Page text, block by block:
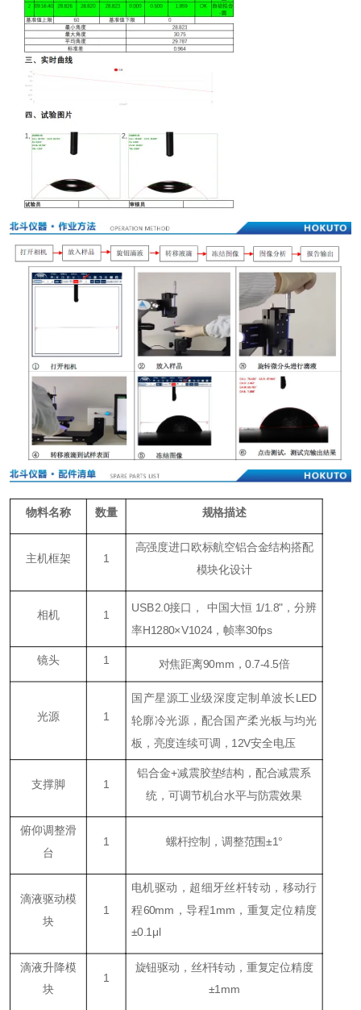
物料名称 数量 规格描述
主机框架 1
高强度进口欧标航空铝合金结构搭配
模块化设计
相机 1
USB2.0接口， 中国大恒 1/1.8"，分辨
率H1280×V1024，帧率30fps
镜头 1 对焦距离90mm，0.7-4.5倍
光源 1
国产星源工业级深度定制单波长LED
轮廓冷光源，配合国产柔光板与均光
板，亮度连续可调，12V安全电压
支撑脚 1
铝合金+减震胶垫结构，配合减震系
统，可调节机台水平与防震效果
俯仰调整滑
台
1 螺杆控制，调整范围±1°
滴液驱动模
块
1
电机驱动，超细牙丝杆转动，移动行
程60mm，导程1mm，重复定位精度
±0.1μl
滴液升降模
块
1
旋钮驱动，丝杆转动，重复定位精度
±1mm